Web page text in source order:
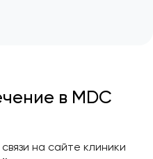
в MDC
на сайте клиники